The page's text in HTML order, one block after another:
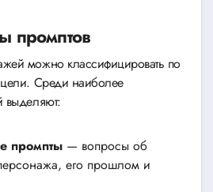
промптов
можно классифицировать по
Среди наиболее
выделяют:
промпты— вопросы об
его прошлом и